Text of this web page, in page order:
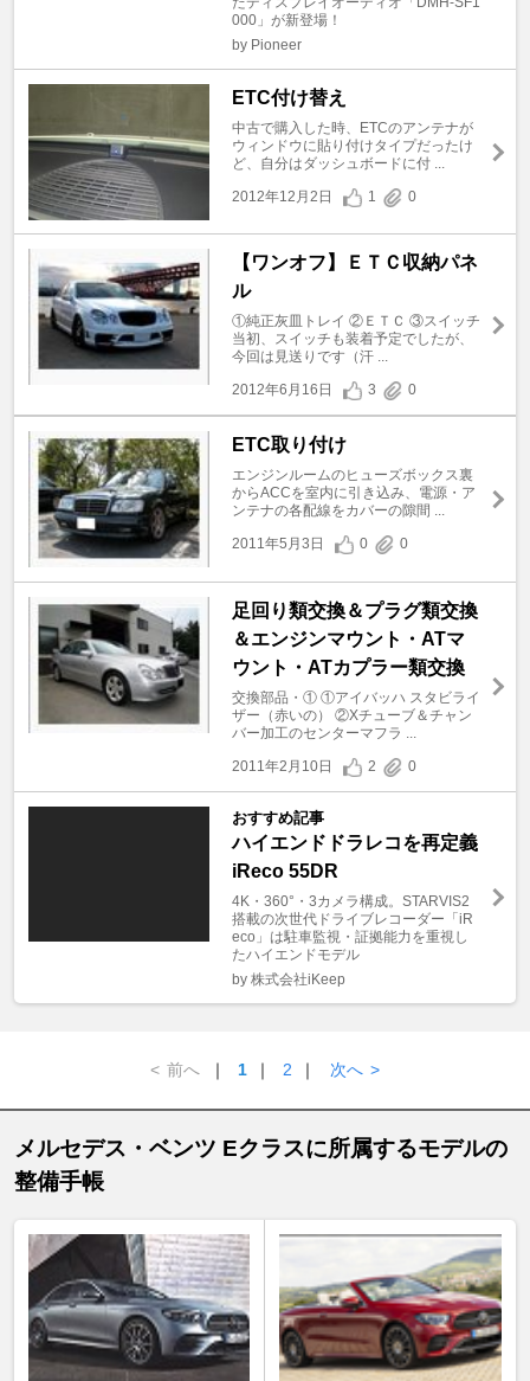
000」が新登場！
by Pioneer
ETC付け替え
中古で購入した時、ETCのアンテナが
ウィンドウに貼り付けタイプだったけ
ど、自分はダッシュボードに付 ...
2012年12月2日
1 0
【ワンオフ】ＥＴＣ収納パネ
ル
①純正灰皿トレイ ②ＥＴＣ ③スイッチ
当初、スイッチも装着予定でしたが、
今回は見送りです（汗 ...
2012年6月16日
3 0
ETC取り付け
エンジンルームのヒューズボックス裏
からACCを室内に引き込み、電源・ア
ンテナの各配線をカバーの隙間 ...
2011年5月3日
0 0
足回り類交換＆プラグ類交換
＆エンジンマウント・ATマ
ウント・ATカプラー類交換
交換部品・① ①アイバッハ スタビライ
ザー（赤いの） ②Xチューブ＆チャン
バー加工のセンターマフラ ...
2011年2月10日
2 0
おすすめ記事
ハイエンドドラレコを再定義
iReco 55DR
4K・360°・3カメラ構成。STARVIS2
搭載の次世代ドライブレコーダー「iR
eco」は駐車監視・証拠能力を重視し
たハイエンドモデル
by 株式会社iKeep
< 前へ ｜ 1 ｜ 2 ｜ 次へ >
メルセデス・ベンツ Eクラスに所属するモデルの
整備手帳